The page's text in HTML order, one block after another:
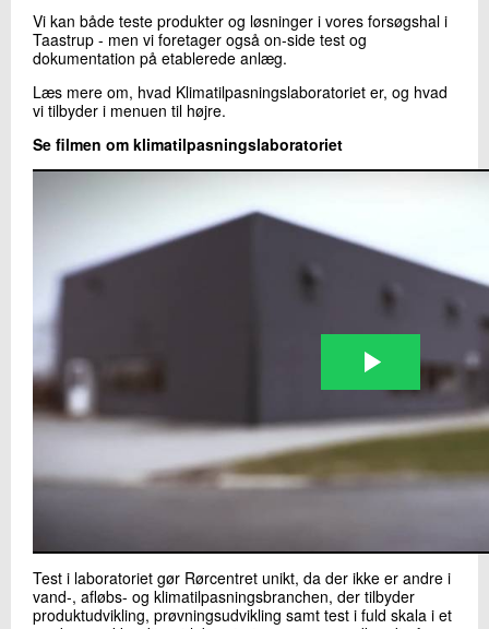
Send
Vi kan både teste produkter og løsninger i vores forsøgshal i
Taastrup - men vi foretager også on-side test og
dokumentation på etablerede anlæg.
Læs mere om, hvad Klimatilpasningslaboratoriet er, og hvad
vi tilbyder i menuen til højre.
Se filmen om klimatilpasningslaboratoriet
Test i laboratoriet gør Rørcentret unikt, da der ikke er andre i
vand-, afløbs- og klimatilpasningsbranchen, der tilbyder
produktudvikling, prøvningsudvikling samt test i fuld skala i et